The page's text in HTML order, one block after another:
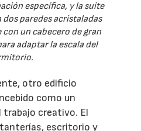
específica, y la suite
paredes acristaladas
un cabecero de gran
adaptar la escala del
otro edificio
como un
trabajo creativo. El
escritorio y